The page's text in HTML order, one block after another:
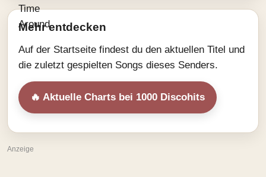
Mehr entdecken
Auf der Startseite findest du den aktuellen Titel und
die zuletzt gespielten Songs dieses Senders.
🔥 Aktuelle Charts bei 1000 Discohits
Anzeige